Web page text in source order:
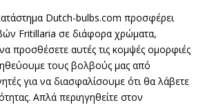
Dutch-bulbs.com προσφέρει
Fritillaria σε διάφορα χρώματα,
προσθέσετε αυτές τις κομψές ομορφιές
τους βολβούς μας από
για να διασφαλίσουμε ότι θα λάβετε
Απλά περιηγηθείτε στον